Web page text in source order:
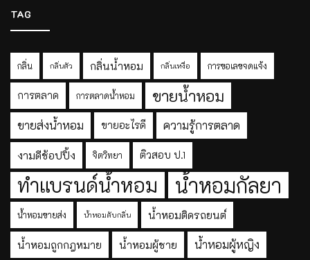
TAG
กลิ่น กลิ่นตัว กลิ่นน้ำหอม กลิ่นเหงื่อ การขอเลขจดแจ้ง
การตลาด การตลาดน้ำหอม ขายน้ำหอม
ขายส่งน้ำหอม ขายอะไรดี ความรู้การตลาด
งามดีช้อปปิ้ง จิตวิทยา ติวสอบ ป.1
ทำแบรนด์น้ำหอม น้ำหอมกัลยา
น้ำหอมขายส่ง น้ำหอมดับกลิ่น น้ำหอมติดรถยนต์
น้ำหอมถูกกฎหมาย น้ำหอมผู้ชาย น้ำหอมผู้หญิง